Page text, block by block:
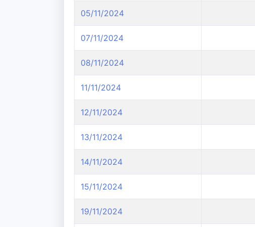
05/11/2024
07/11/2024
08/11/2024
11/11/2024
12/11/2024
13/11/2024
14/11/2024
15/11/2024
19/11/2024